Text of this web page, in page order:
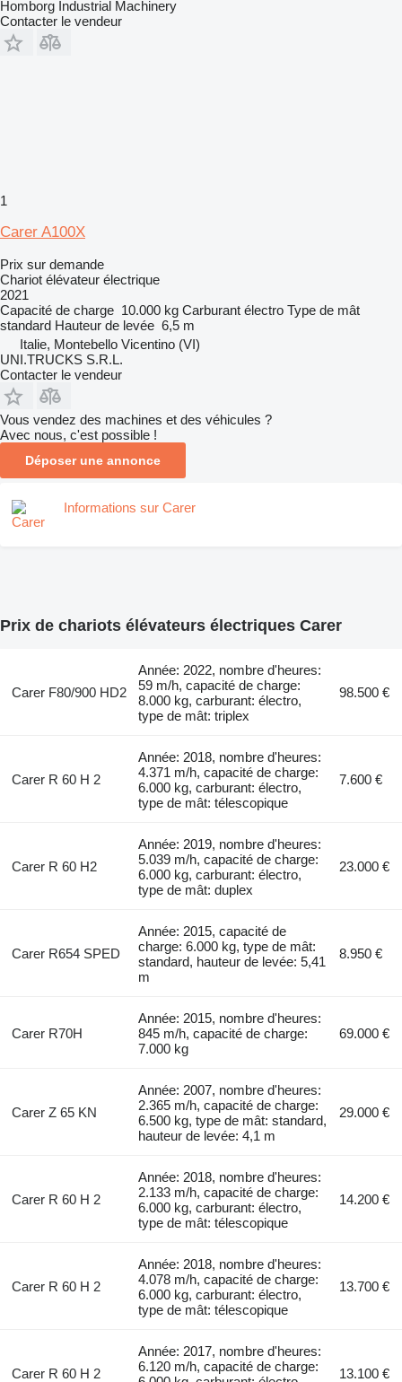
Homborg Industrial Machinery
Contacter le vendeur
1
Carer A100X
Prix sur demande
Chariot élévateur électrique
2021
Capacité de charge 10.000 kg Carburant électro Type de mât
standard Hauteur de levée 6,5 m
Italie, Montebello Vicentino (VI)
UNI.TRUCKS S.R.L.
Contacter le vendeur
Vous vendez des machines et des véhicules ?
Avec nous, c'est possible !
Déposer une annonce
Informations sur Carer
Prix de chariots élévateurs électriques Carer
Carer F80/900 HD2
Année: 2022, nombre d'heures:
59 m/h, capacité de charge:
8.000 kg, carburant: électro,
type de mât: triplex
98.500 €
Carer R 60 H 2
Année: 2018, nombre d'heures:
4.371 m/h, capacité de charge:
6.000 kg, carburant: électro,
type de mât: télescopique
7.600 €
Carer R 60 H2
Année: 2019, nombre d'heures:
5.039 m/h, capacité de charge:
6.000 kg, carburant: électro,
type de mât: duplex
23.000 €
Carer R654 SPED
Année: 2015, capacité de
charge: 6.000 kg, type de mât:
standard, hauteur de levée: 5,41
m
8.950 €
Carer R70H
Année: 2015, nombre d'heures:
845 m/h, capacité de charge:
7.000 kg
69.000 €
Carer Z 65 KN
Année: 2007, nombre d'heures:
2.365 m/h, capacité de charge:
6.500 kg, type de mât: standard,
hauteur de levée: 4,1 m
29.000 €
Carer R 60 H 2
Année: 2018, nombre d'heures:
2.133 m/h, capacité de charge:
6.000 kg, carburant: électro,
type de mât: télescopique
14.200 €
Carer R 60 H 2
Année: 2018, nombre d'heures:
4.078 m/h, capacité de charge:
6.000 kg, carburant: électro,
type de mât: télescopique
13.700 €
Carer R 60 H 2
Année: 2017, nombre d'heures:
6.120 m/h, capacité de charge:
13.100 €